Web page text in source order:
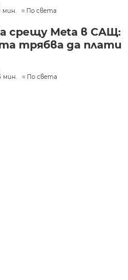
мин.
По света
срещу Meta в САЩ:
трябва да плати
мин.
По света